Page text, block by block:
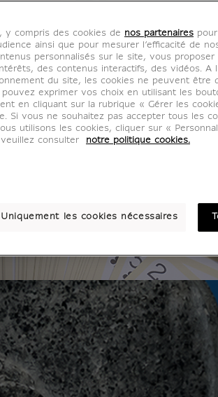
y compris des cookies de nos partenaires
ainsi que pour mesurer l’efficacité de
personnalisés sur le site, vous proposer
des contenus interactifs, des vidéos. A
du site, les cookies ne peuvent être
exprimer vos choix en utilisant les
en cliquant sur la rubrique « Gérer les
Si vous ne souhaitez pas accepter tous les
utilisons les cookies, cliquer sur «
consulter
notre politique cookies.
Uniquement les cookies nécessaires